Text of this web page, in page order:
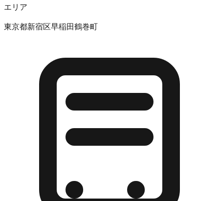
エリア
東京都新宿区早稲田鶴巻町